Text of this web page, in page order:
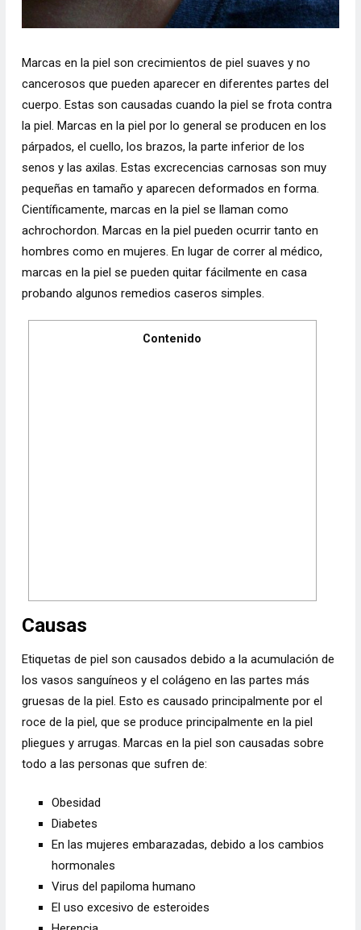
Marcas en la piel son crecimientos de piel suaves y no
cancerosos que pueden aparecer en diferentes partes del
cuerpo. Estas son causadas cuando la piel se frota contra
la piel. Marcas en la piel por lo general se producen en los
párpados, el cuello, los brazos, la parte inferior de los
senos y las axilas. Estas excrecencias carnosas son muy
pequeñas en tamaño y aparecen deformados en forma.
Científicamente, marcas en la piel se llaman como
achrochordon. Marcas en la piel pueden ocurrir tanto en
hombres como en mujeres. En lugar de correr al médico,
marcas en la piel se pueden quitar fácilmente en casa
probando algunos remedios caseros simples.
Contenido
Causas
Etiquetas de piel son causados debido a la acumulación de
los vasos sanguíneos y el colágeno en las partes más
gruesas de la piel. Esto es causado principalmente por el
roce de la piel, que se produce principalmente en la piel
pliegues y arrugas. Marcas en la piel son causadas sobre
todo a las personas que sufren de:
Obesidad
Diabetes
En las mujeres embarazadas, debido a los cambios
hormonales
Virus del papiloma humano
El uso excesivo de esteroides